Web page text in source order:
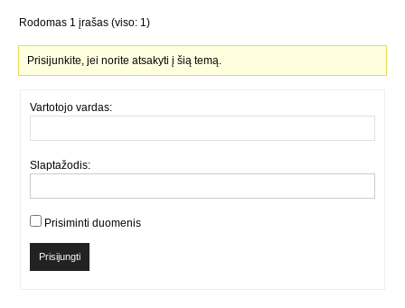
Rodomas 1 įrašas (viso: 1)
Prisijunkite, jei norite atsakyti į šią temą.
Vartotojo vardas:
Slaptažodis:
Prisiminti duomenis
Prisijungti